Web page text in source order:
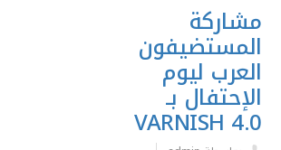
مشاركة
المستضيفون
العرب ليوم
الإحتفال بـ
VARNISH 4.0